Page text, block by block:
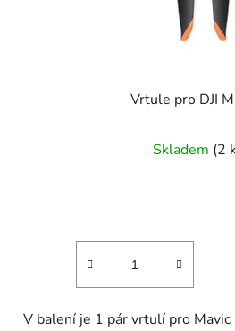
Vrtule pro DJI
Skladem (2
V balení je 1 pár vrtulí pro Mavic